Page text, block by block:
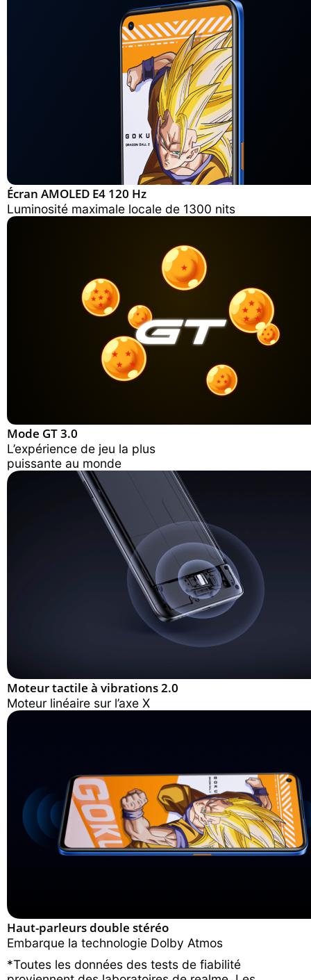
Écran AMOLED E4 120 Hz
Luminosité maximale locale de 1300 nits
Mode GT 3.0
L’expérience de jeu la plus
puissante au monde
Moteur tactile à vibrations 2.0
Moteur linéaire sur l’axe X
Haut-parleurs double stéréo
Embarque la technologie Dolby Atmos
*Toutes les données des tests de fiabilité